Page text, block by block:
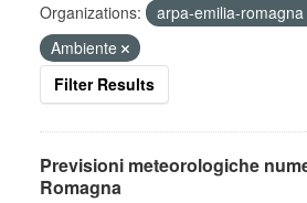
Organizations:
arpa-emilia-romagna
Ambiente
Filter Results
Previsioni meteorologiche
Romagna